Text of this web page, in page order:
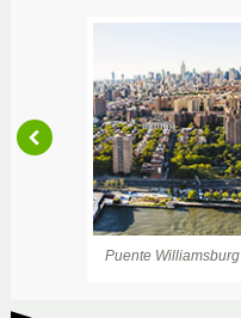
Puente Williamsburg
Puente de Brooklyn